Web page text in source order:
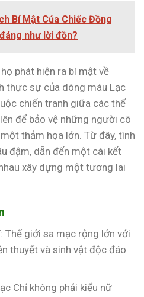
Bí Mật Của Chiếc Đồng
như lời đồn?
phát hiện ra bí mật về
thực sự của dòng máu Lạc
chiến tranh giữa các thế
để bảo vệ những người cô
thảm họa lớn. Từ đây, tình
đậm, dẫn đến một cái kết
xây dựng một tương lai
: Thế giới sa mạc rộng lớn với
thuyết và sinh vật độc đáo
Chỉ không phải kiểu nữ